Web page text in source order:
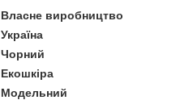
Власне виробництво
Україна
Чорний
Екошкіра
Модельний